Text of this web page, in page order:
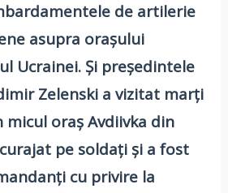
de artilerie
asupra orașului
Ucrainei. Și președintele
Zelenski a vizitat marți
oraș Avdiivka din
pe soldați și a fost
cu privire la